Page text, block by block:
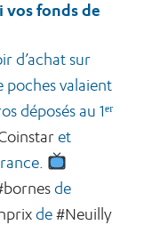
vos fonds de
d’achat sur
poches valaient
déposés au 1ᵉʳ
et
de
de#Neuilly